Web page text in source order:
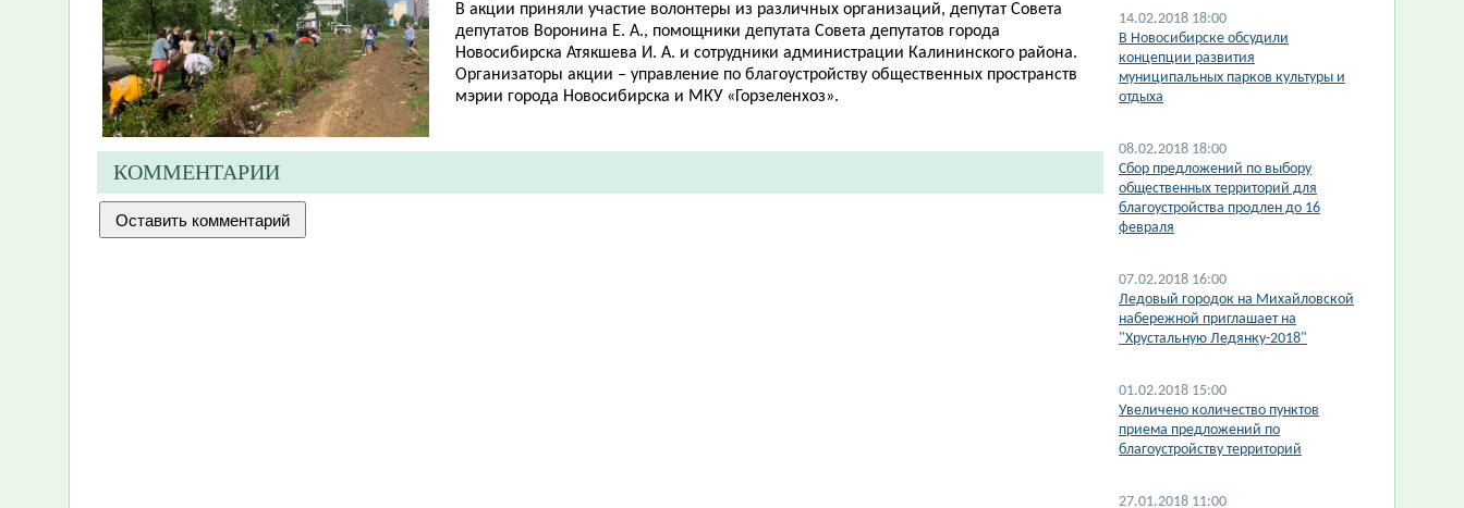
В акции приняли участие волонтеры из различных организаций, депутат Совета
депутатов Воронина Е. А., помощники депутата Совета депутатов города
Новосибирска Атякшева И. А. и сотрудники администрации Калининского района.
Организаторы акции – управление по благоустройству общественных пространств
мэрии города Новосибирска и МКУ «Горзеленхоз».
КОММЕНТАРИИ
14.02.2018 18:00
В Новосибирске обсудили
концепции развития
муниципальных парков культуры и
отдыха
08.02.2018 18:00
Сбор предложений по выбору
общественных территорий для
благоустройства продлен до 16
февраля
07.02.2018 16:00
Ледовый городок на Михайловской
набережной приглашает на
"Хрустальную Ледянку-2018"
01.02.2018 15:00
Увеличено количество пунктов
приема предложений по
благоустройству территорий
27.01.2018 11:00